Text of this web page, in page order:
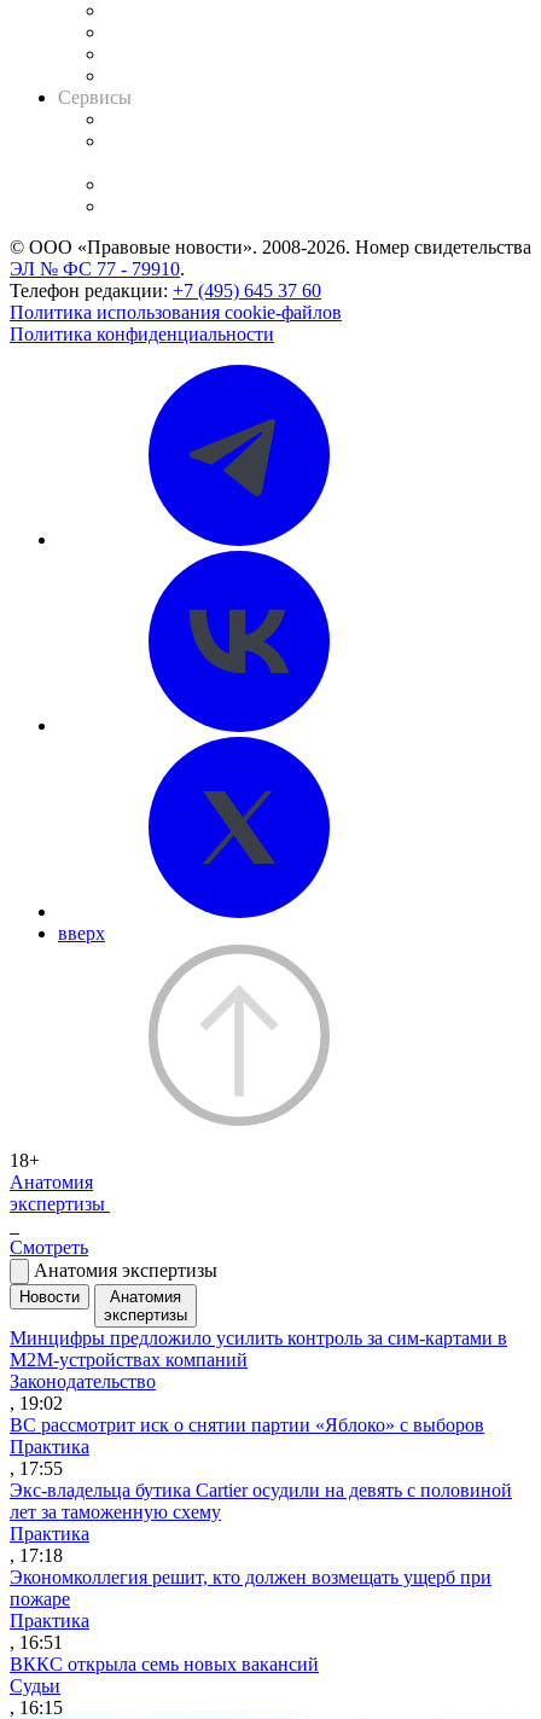
Сервисы
© ООО «Правовые новости». 2008-2026. Номер свидетельства
ЭЛ № ФС 77 - 79910.
Телефон редакции: +7 (495) 645 37 60
Политика использования cookie-файлов
Политика конфиденциальности
вверх
18+
Анатомия
экспертизы
Смотреть
Анатомия экспертизы
Новости
Анатомия
экспертизы
Минцифры предложило усилить контроль за сим-картами в
M2M-устройствах компаний
Законодательство
, 19:02
ВС рассмотрит иск о снятии партии «Яблоко» с выборов
Практика
, 17:55
Экс-владельца бутика Cartier осудили на девять с половиной
лет за таможенную схему
Практика
, 17:18
Экономколлегия решит, кто должен возмещать ущерб при
пожаре
Практика
, 16:51
ВККС открыла семь новых вакансий
Судьи
, 16:15